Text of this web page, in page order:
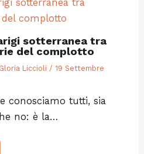
sotterranea tra
del complotto
Gloria Liccioli / 19 Settembre
conosciamo tutti, sia
no: è la…